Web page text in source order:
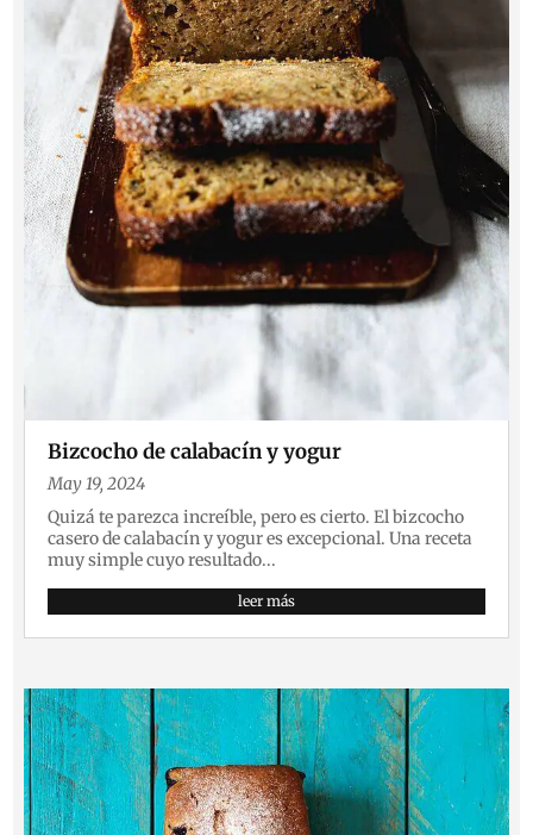
Bizcocho de calabacín y yogur
May 19, 2024
Quizá te parezca increíble, pero es cierto. El bizcocho
casero de calabacín y yogur es excepcional. Una receta
muy simple cuyo resultado...
leer más